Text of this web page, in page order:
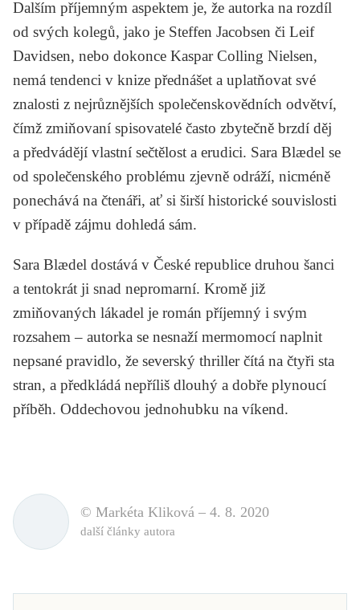
Dalším příjemným aspektem je, že autorka na rozdíl
od svých kolegů, jako je Steffen Jacobsen či Leif
Davidsen, nebo dokonce Kaspar Colling Nielsen,
nemá tendenci v knize přednášet a uplatňovat své
znalosti z nejrůznějších společenskovědních odvětví,
čímž zmiňovaní spisovatelé často zbytečně brzdí děj
a předvádějí vlastní sečtělost a erudici. Sara Blædel se
od společenského problému zjevně odráží, nicméně
ponechává na čtenáři, ať si širší historické souvislosti
v případě zájmu dohledá sám.
Sara Blædel dostává v České republice druhou šanci
a tentokrát ji snad nepromarní. Kromě již
zmiňovaných lákadel je román příjemný i svým
rozsahem – autorka se nesnaží mermomocí naplnit
nepsané pravidlo, že severský thriller čítá na čtyři sta
stran, a předkládá nepříliš dlouhý a dobře plynoucí
příběh. Oddechovou jednohubku na víkend.
© Markéta Kliková – 4. 8. 2020
další články autora